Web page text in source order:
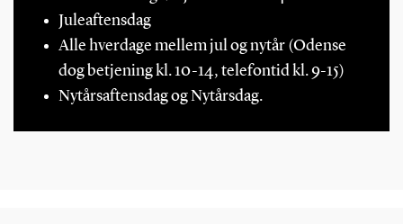
Juleaftensdag
Alle hverdage mellem jul og nytår (Odense
dog betjening kl. 10-14, telefontid kl. 9-15)
Nytårsaftensdag og Nytårsdag.